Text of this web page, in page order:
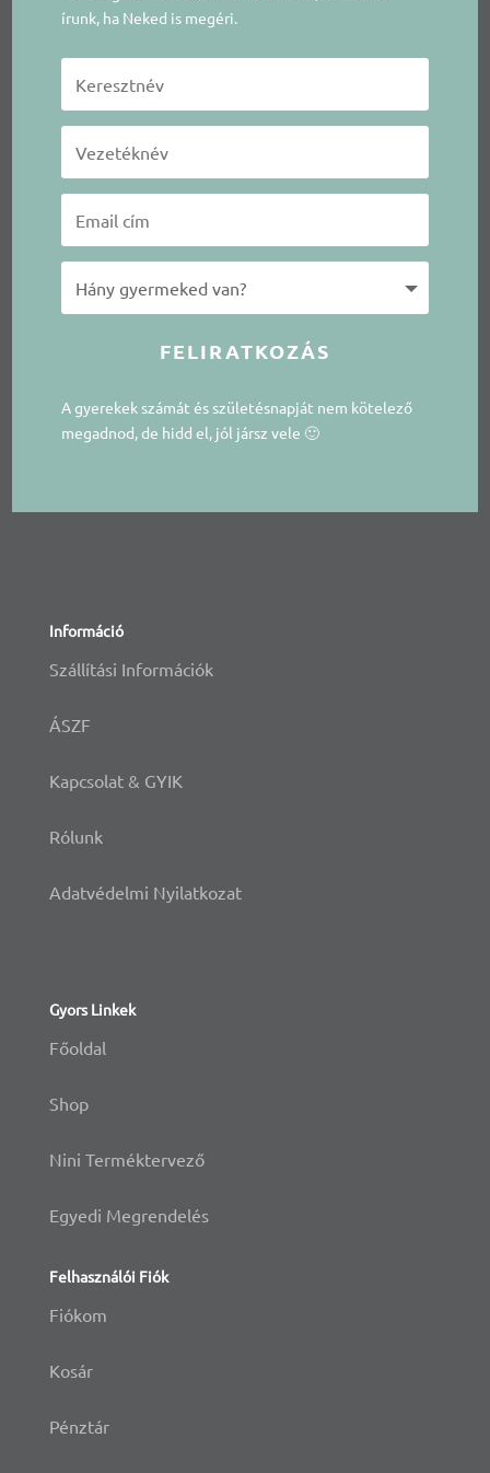
írunk, ha Neked is megéri.
FELIRATKOZÁS
A gyerekek számát és születésnapját nem kötelező
megadnod, de hidd el, jól jársz vele 🙂
Információ
Szállítási Információk
ÁSZF
Kapcsolat & GYIK
Rólunk
Adatvédelmi Nyilatkozat
Gyors Linkek
Főoldal
Shop
Nini Terméktervező
Egyedi Megrendelés
Felhasználói Fiók
Fiókom
Kosár
Pénztár